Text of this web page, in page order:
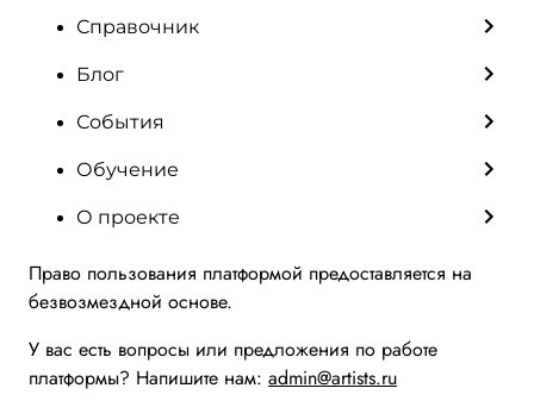
Справочник
Блог
События
Обучение
О проекте
Право пользования платформой предоставляется на
безвозмездной основе.
У вас есть вопросы или предложения по работе
платформы? Напишите нам: admin@artists.ru